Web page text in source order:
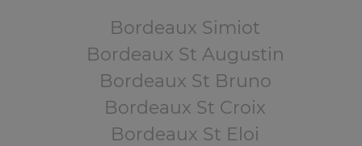
Bordeaux Simiot
Bordeaux St Augustin
Bordeaux St Bruno
Bordeaux St Croix
Bordeaux St Eloi